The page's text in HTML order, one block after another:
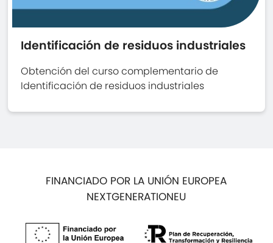
Identificación de residuos industriales
Obtención del curso complementario de
Identificación de residuos industriales
FINANCIADO POR LA UNIÓN EUROPEA
NEXTGENERATIONEU